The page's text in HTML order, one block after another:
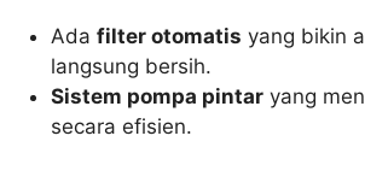
Adafilter otomatis yang bikin
langsung bersih.
Sistem pompa pintar yang
secara efisien.